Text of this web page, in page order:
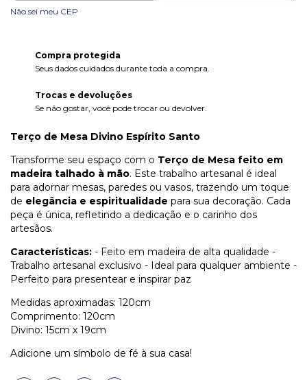
Não sei meu CEP
Compra protegida
Seus dados cuidados durante toda a compra.
Trocas e devoluções
Se não gostar, você pode trocar ou devolver.
Terço de Mesa Divino Espírito Santo
Transforme seu espaço com o Terço de Mesa feito em
madeira talhado à mão. Este trabalho artesanal é ideal
para adornar mesas, paredes ou vasos, trazendo um toque
de elegância e espiritualidade para sua decoração. Cada
peça é única, refletindo a dedicação e o carinho dos
artesãos.
Características: - Feito em madeira de alta qualidade -
Trabalho artesanal exclusivo - Ideal para qualquer ambiente -
Perfeito para presentear e inspirar paz
Medidas aproximadas: 120cm
Comprimento: 120cm
Divino: 15cm x 19cm
Adicione um símbolo de fé à sua casa!